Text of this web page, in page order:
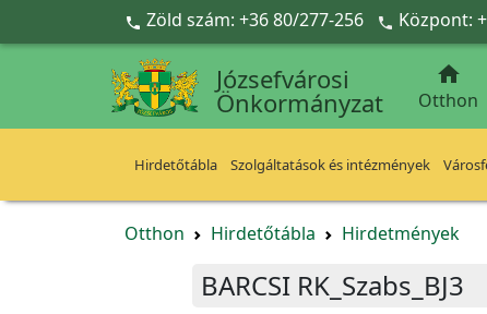
Ugrás a fő tartalomra
 Zöld szám: +36 80/277-256  Központ:
Józsefvárosi
Önkormányzat

Otthon
Hirdetőtábla Szolgáltatások és intézmények
Otthon Hirdetőtábla Hirdetmények
BARCSI RK_Szabs_BJ3